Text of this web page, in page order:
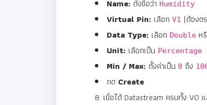
Name: ตั้งชื่อว่า Humidity
Virtual Pin: เลือก V1 (ต้องต
Data Type: เลือก Double ห
Unit: เลือกเป็น Percentage
Min / Max: ตั้งค่าเป็น 0 ถึง
กด Create
เมื่อได้ Datastream ครบทั้ง V0